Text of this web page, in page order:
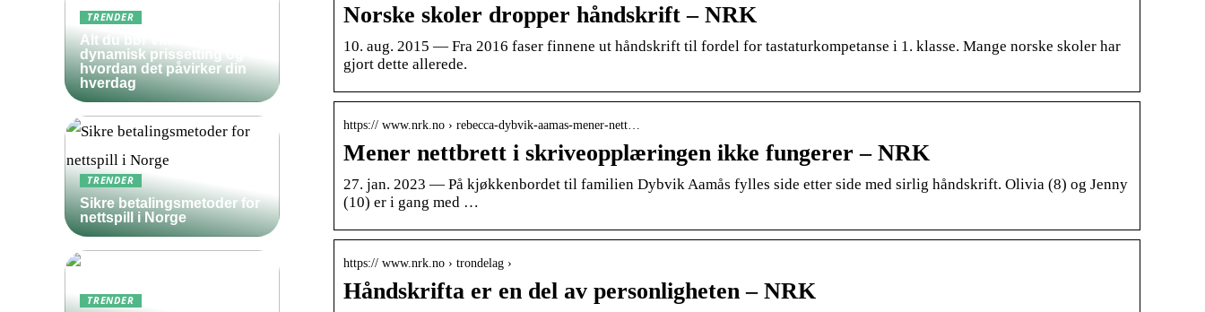
Norske skoler dropper håndskrift – NRK
10. aug. 2015 — Fra 2016 faser finnene ut håndskrift til fordel for tastaturkompetanse i 1. klasse. Mange norske skoler har
gjort dette allerede.
https:// www.nrk.no › rebecca-dybvik-aamas-mener-nett…
Mener nettbrett i skriveopplæringen ikke fungerer – NRK
27. jan. 2023 — På kjøkkenbordet til familien Dybvik Aamås fylles side etter side med sirlig håndskrift. Olivia (8) og Jenny
(10) er i gang med …
https:// www.nrk.no › trondelag ›
Håndskrifta er en del av personligheten – NRK
TRENDER
Alt du bør vite om
dynamisk prissetting og
hvordan det påvirker din
hverdag
TRENDER
Sikre betalingsmetoder for
nettspill i Norge
TRENDER